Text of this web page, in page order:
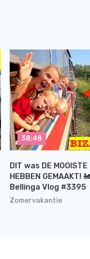
Zomervakantie
DIT was DE
HEBBEN GEMAAKT!
Bellinga Vlog #3395
38:48